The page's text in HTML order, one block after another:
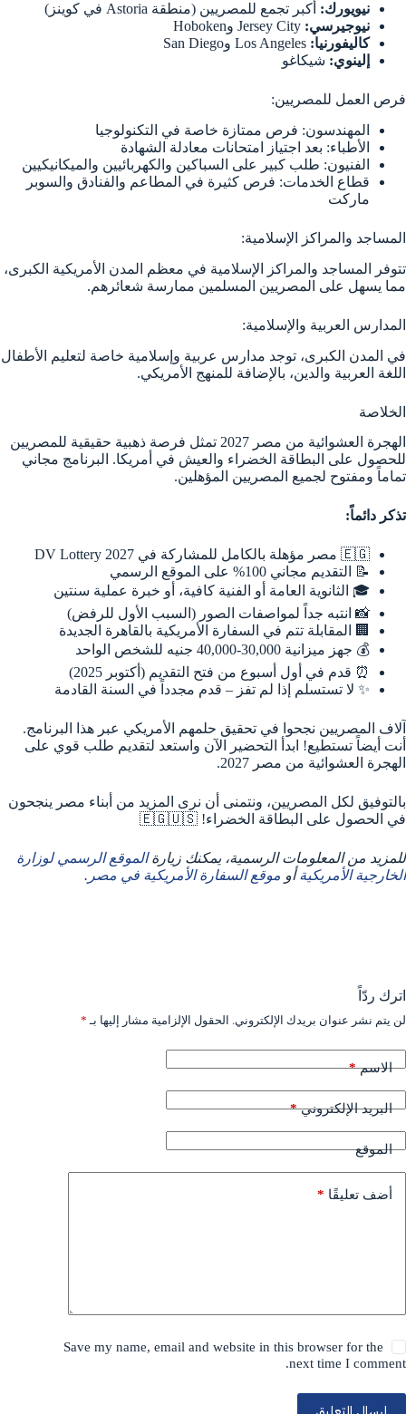
نيويورك: أكبر تجمع للمصريين (منطقة Astoria في كوينز)
نيوجيرسي:
كاليفورنيا:
إلينوي: شيكاغو
فرص العمل للمصريين:
المهندسون: فرص ممتازة خاصة في التكنولوجيا
الأطباء: بعد اجتياز امتحانات معادلة الشهادة
الفنيون: طلب كبير على السباكين والكهربائيين والميكانيكيين
قطاع الخدمات: فرص كثيرة في المطاعم والفنادق والسوبر
ماركت
المساجد والمراكز الإسلامية:
تتوفر المساجد والمراكز الإسلامية في معظم المدن الأمريكية الكبرى،
مما يسهل على المصريين المسلمين ممارسة شعائرهم.
المدارس العربية والإسلامية:
في المدن الكبرى، توجد مدارس عربية وإسلامية خاصة لتعليم الأطفال
اللغة العربية والدين، بالإضافة للمنهج الأمريكي.
الخلاصة
الهجرة العشوائية من مصر 2027 تمثل فرصة ذهبية حقيقية للمصريين
للحصول على البطاقة الخضراء والعيش في أمريكا. البرنامج مجاني
تماماً ومفتوح لجميع المصريين المؤهلين.
تذكر دائماً:
🇪🇬 مصر مؤهلة بالكامل للمشاركة في DV Lottery 2027
📝 التقديم مجاني 100% على الموقع الرسمي
🎓 الثانوية العامة أو الفنية كافية، أو خبرة عملية سنتين
📸 انتبه جداً لمواصفات الصور (السبب الأول للرفض)
🏢 المقابلة تتم في السفارة الأمريكية بالقاهرة الجديدة
💰 جهز ميزانية 30,000-40,000 جنيه للشخص الواحد
⏰ قدم في أول أسبوع من فتح التقديم (أكتوبر 2025)
✨ لا تستسلم إذا لم تفز – قدم مجدداً في السنة القادمة
آلاف المصريين نجحوا في تحقيق حلمهم الأمريكي عبر هذا البرنامج.
أنت أيضاً تستطيع! ابدأ التحضير الآن واستعد لتقديم طلب قوي على
الهجرة العشوائية من مصر 2027.
بالتوفيق لكل المصريين، ونتمنى أن نرى المزيد من أبناء مصر ينجحون
في الحصول على البطاقة الخضراء! 🇪🇬🇺🇸
للمزيد من المعلومات الرسمية، يمكنك زيارةالموقع الرسمي لوزارة
الخارجية الأمريكيةأو موقع السفارة الأمريكية في مصر .
اترك ردّاً
لن يتم نشر عنوان بريدك الإلكتروني. الحقول الإلزامية مشار إليها بـ *
الاسم*
البريد الإلكتروني*
الموقع
أضف تعليقًا *
Save my name, email and website in this browser for the
next time I comment.